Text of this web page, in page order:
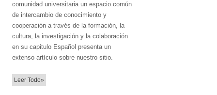
comunidad universitaria un espacio común
de intercambio de conocimiento y
cooperación a través de la formación, la
cultura, la investigación y la colaboración
en su capitulo Español presenta un
extenso artículo sobre nuestro sitio.
Leer Todo»